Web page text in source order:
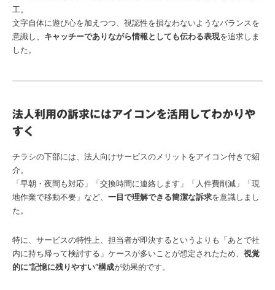
工。
文字自体に遊び心を加えつつ、視認性を損なわないようなバランスを
意識し、 キャッチーでありながら情報としても伝わる表現を追求しま
した。
法人利用の訴求にはアイコンを活用してわかりや
すく
チラシの下部には、法人向けサービスのメリットをアイコン付きで紹
介。
「早朝・夜間も対応」「交換時間に連絡します」「人件費削減」「現
地作業で移動不要」など、 一目で理解できる簡潔な訴求を意識しまし
た。
特に、サービスの特性上、担当者が即決するというよりも「あとで社
内に持ち帰って検討する」ケースが多いことが想定されたため、 視覚
的に“記憶に残りやすい”構成が効果的です。